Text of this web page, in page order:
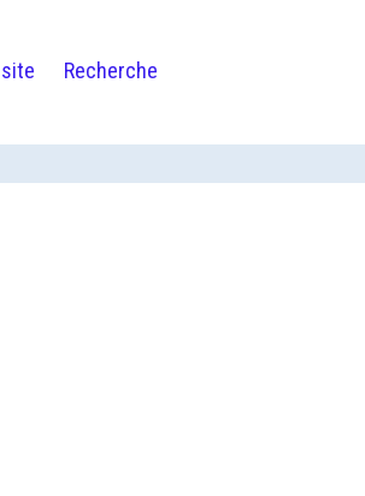
Recherche